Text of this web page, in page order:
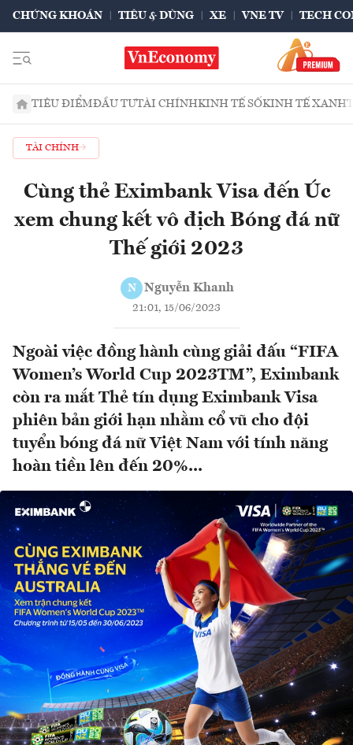
CHỨNG KHOÁN TIÊU & DÙNG XE VNE TV TECH
TIÊU ĐIỂMĐẦU TƯTÀI CHÍNHKINH TẾ SỐKINH TẾ XANH
TÀI CHÍNH
Cùng thẻ Eximbank Visa đến Úc
xem chung kết vô địch Bóng đá nữ
Thế giới 2023
N Nguyễn Khanh
21:01, 15/06/2023
Ngoài việc đồng hành cùng giải đấu “FIFA
Women’s World Cup 2023TM”, Eximbank
còn ra mắt Thẻ tín dụng Eximbank Visa
phiên bản giới hạn nhằm cổ vũ cho đội
tuyển bóng đá nữ Việt Nam với tính năng
hoàn tiền lên đến 20%...